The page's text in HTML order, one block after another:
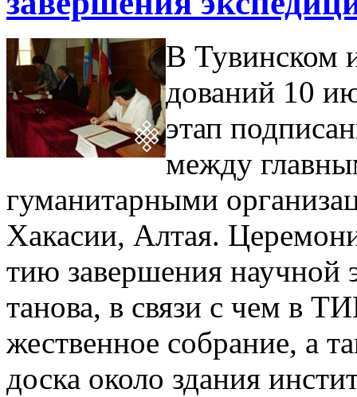
В Тувинском
дований 10
этап
между
гуманитарными
Хакасии, Алтая.
тию за­вершения
танова, в связи с чем в
жественное собрание, а
доска около здания